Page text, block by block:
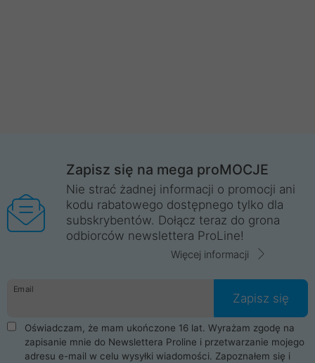
Zapisz się na mega proMOCJE
Nie strać żadnej informacji o promocji ani
kodu rabatowego dostępnego tylko dla
subskrybentów. Dołącz teraz do grona
odbiorców newslettera ProLine!
Więcej informacji
Email
Zapisz się
Oświadczam, że mam ukończone 16 lat. Wyrażam zgodę na
zapisanie mnie do Newslettera Proline i przetwarzanie mojego
adresu e-mail w celu wysyłki wiadomości. Zapoznałem się i